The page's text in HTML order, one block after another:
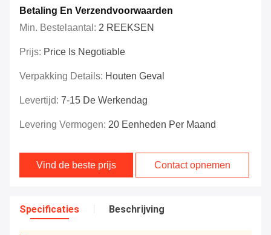
Betaling En Verzendvoorwaarden
Min. Bestelaantal: 2 REEKSEN
Prijs: Price Is Negotiable
Verpakking Details: Houten Geval
Levertijd: 7-15 De Werkendag
Levering Vermogen: 20 Eenheden Per Maand
Vind de beste prijs Contact opnemen
Specificaties Beschrijving